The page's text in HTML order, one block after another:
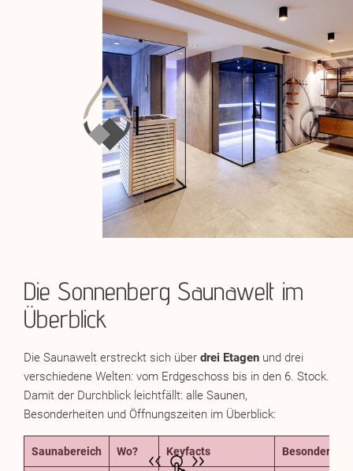
Die Sonnenberg Saunawelt im
Überblick
Die Saunawelt erstreckt sich über drei Etagen und drei
verschiedene Welten: vom Erdgeschoss bis in den 6. Stock.
Damit der Durchblick leichtfällt: alle Saunen,
Besonderheiten und Öffnungszeiten im Überblick:
Saunabereich Wo? Keyfacts